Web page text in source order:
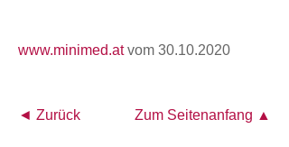
www.minimed.atvom 30.10.2020
◄ Zurück Zum Seitenanfang ▲